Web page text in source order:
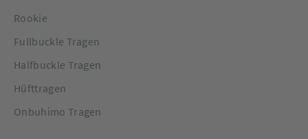
Rookie
Fullbuckle Tragen
Halfbuckle Tragen
Hüfttragen
Onbuhimo Tragen